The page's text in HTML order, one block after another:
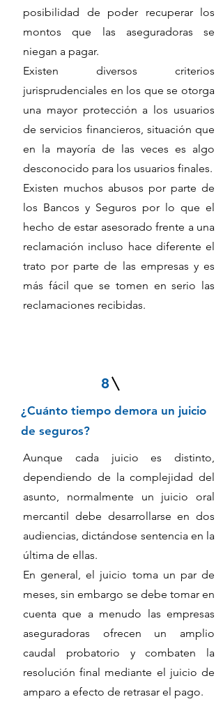
posibilidad de poder recuperar los
montos que las aseguradoras se
niegan a pagar.
Existen diversos criterios
jurisprudenciales en los que se otorga
una mayor protección a los usuarios
de servicios financieros, situación que
en la mayoría de las veces es algo
desconocido para los usuarios finales.
Existen muchos abusos por parte de
los Bancos y Seguros por lo que el
hecho de estar asesorado frente a una
reclamación incluso hace diferente el
trato por parte de las empresas y es
más fácil que se tomen en serio las
reclamaciones recibidas.
8
¿Cuánto tiempo demora un juicio
de seguros?
Aunque cada juicio es distinto,
dependiendo de la complejidad del
asunto, normalmente un juicio oral
mercantil debe desarrollarse en dos
audiencias, dictándose sentencia en la
última de ellas.
En general, el juicio toma un par de
meses, sin embargo se debe tomar en
cuenta que a menudo las empresas
aseguradoras ofrecen un amplio
caudal probatorio y combaten la
resolución final mediante el juicio de
amparo a efecto de retrasar el pago.